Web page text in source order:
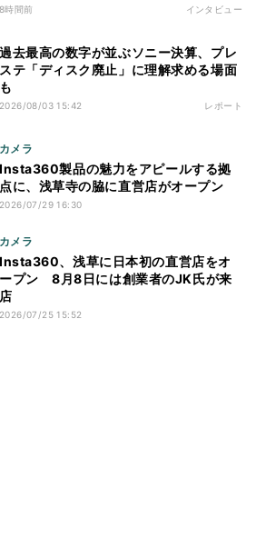
8時間前 インタビュー
過去最高の数字が並ぶソニー決算、プレ
ステ「ディスク廃止」に理解求める場面
も
2026/08/03 15:42 レポート
カメラ
Insta360製品の魅力をアピールする拠
点に、浅草寺の脇に直営店がオープン
2026/07/29 16:30
カメラ
Insta360、浅草に日本初の直営店をオ
ープン 8月8日には創業者のJK氏が来
店
2026/07/25 15:52